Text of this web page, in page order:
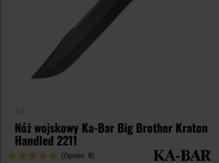
Nóż wojskowy Ka-Bar Big Brother Kraton
Handled 2211
Ocena:
(Opinie: 8)